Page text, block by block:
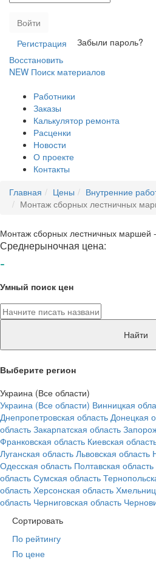
Войти
Регистрация
Забыли пароль?
Восстановить
NEW Поиск материалов
Работники
Заказы
Калькулятор ремонта
Расценки
Новости
О проекте
Контакты
Главная
Цены Внутренние
Монтаж сборных лестничных
Монтаж сборных лестничных маршей
Среднерыночная цена:
-
Умный поиск цен
Найти
Выберите регион
Украина (Все области)
Украина (Все области) Винницкая
Днепропетровская область Донецкая
область Закарпатская область
Франковская область Киевская
Луганская область Львовская область
Одесская область Полтавская область
область Сумская область
область Херсонская область
область Черниговская область
Сортировать
По рейтингу
По цене